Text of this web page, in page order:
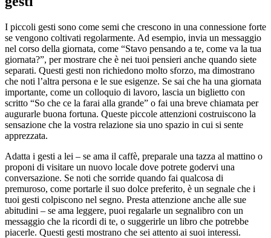
I piccoli gesti sono come semi che crescono in una connessione forte
se vengono coltivati regolarmente. Ad esempio, invia un messaggio
nel corso della giornata, come “Stavo pensando a te, come va la tua
giornata?”, per mostrare che è nei tuoi pensieri anche quando siete
separati. Questi gesti non richiedono molto sforzo, ma dimostrano
che noti l’altra persona e le sue esigenze. Se sai che ha una giornata
importante, come un colloquio di lavoro, lascia un biglietto con
scritto “So che ce la farai alla grande” o fai una breve chiamata per
augurarle buona fortuna. Queste piccole attenzioni costruiscono la
sensazione che la vostra relazione sia uno spazio in cui si sente
apprezzata.
Adatta i gesti a lei – se ama il caffè, preparale una tazza al mattino o
proponi di visitare un nuovo locale dove potrete godervi una
conversazione. Se noti che sorride quando fai qualcosa di
premuroso, come portarle il suo dolce preferito, è un segnale che i
tuoi gesti colpiscono nel segno. Presta attenzione anche alle sue
abitudini – se ama leggere, puoi regalarle un segnalibro con un
messaggio che la ricordi di te, o suggerirle un libro che potrebbe
piacerle. Questi gesti mostrano che sei attento ai suoi interessi.